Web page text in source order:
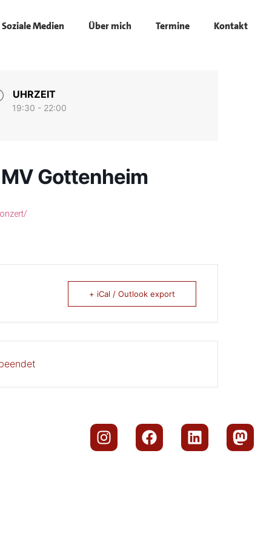
Soziale Medien Über mich Termine Kontakt
UHRZEIT
19:30 - 22:00
Gottenheim
+ iCal / Outlook export